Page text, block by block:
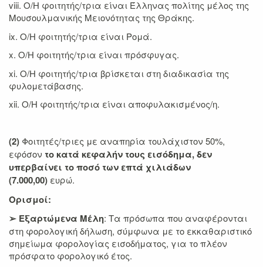
viii. Ο/Η φοιτητής/τρια είναι Έλληνας πολίτης μέλος της
Μουσουλμανικής Μειονότητας της Θράκης.
ix. Ο/Η φοιτητής/τρια είναι Ρομά.
x. Ο/Η φοιτητής/τρια είναι πρόσφυγας.
xi. Ο/Η φοιτητής/τρια βρίσκεται στη διαδικασία της
φυλομετάβασης.
xii. Ο/Η φοιτητής/τρια είναι αποφυλακισμένος/η.
(2) Φοιτητές/τριες με αναπηρία τουλάχιστον 50%,
εφόσον το κατά κεφαλήν τους εισόδημα, δεν
υπερβαίνει το ποσό των επτά χιλιάδων
(7.000,00) ευρώ.
Ορισμοί:
➢ Εξαρτώμενα Μέλη: Τα πρόσωπα που αναφέρονται
στη φορολογική δήλωση, σύμφωνα με το εκκαθαριστικό
σημείωμα φορολογίας εισοδήματος, για το πλέον
πρόσφατο φορολογικό έτος.